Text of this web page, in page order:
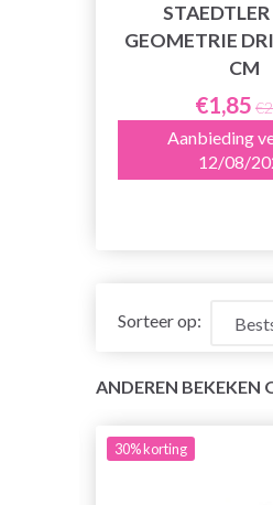
GEOMETRIE
CM
€1,85
Aanbieding
12/08/
Sorteer op:
ANDEREN BEKEKEN
30%korting